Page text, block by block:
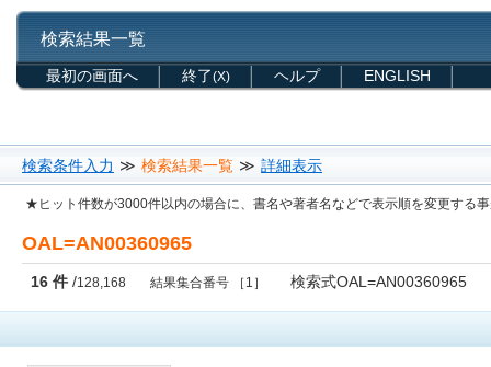
検索結果一覧
最初の画面へ 終了(X) ヘルプ ENGLISH
検索条件入力 ≫ 検索結果一覧 ≫ 詳細表示
★ヒット件数が3000件以内の場合に、書名や著者名などで表示順を変更する
OAL=AN00360965
16 件 /128,168 結果集合番号 ［1］ 検索式OAL=AN00360965